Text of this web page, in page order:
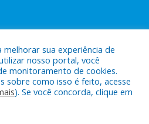
a Câmara Municipal de Maracanã.
sua experiência de
nosso portal, você
monitoramento de cookies.
sobre como isso é feito, acesse
). Se você concorda, clique em